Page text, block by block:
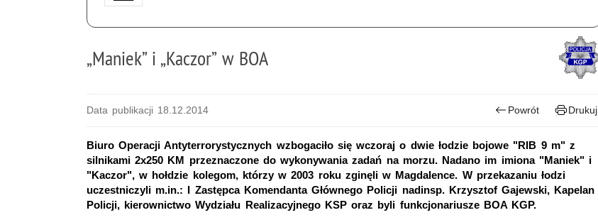
„Maniek” i „Kaczor” w BOA
Data publikacji 18.12.2014 Powrót Drukuj
Biuro Operacji Antyterrorystycznych wzbogaciło się wczoraj o dwie łodzie bojowe "RIB 9 m" z
silnikami 2x250 KM przeznaczone do wykonywania zadań na morzu. Nadano im imiona "Maniek" i
"Kaczor", w hołdzie kolegom, którzy w 2003 roku zginęli w Magdalence. W przekazaniu łodzi
uczestniczyli m.in.: I Zastępca Komendanta Głównego Policji nadinsp. Krzysztof Gajewski, Kapelan
Policji, kierownictwo Wydziału Realizacyjnego KSP oraz byli funkcjonariusze BOA KGP.